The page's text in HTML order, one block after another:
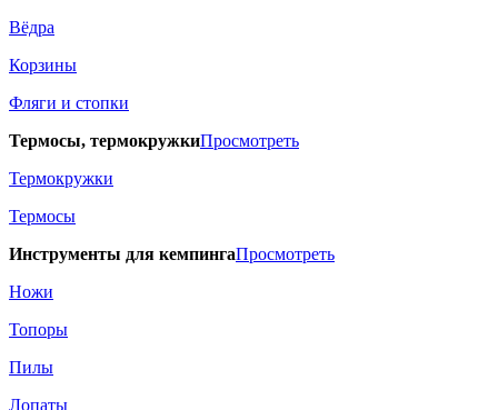
Вёдра
Корзины
Фляги и стопки
Термосы, термокружкиПросмотреть
Термокружки
Термосы
Инструменты для кемпингаПросмотреть
Ножи
Топоры
Пилы
Лопаты